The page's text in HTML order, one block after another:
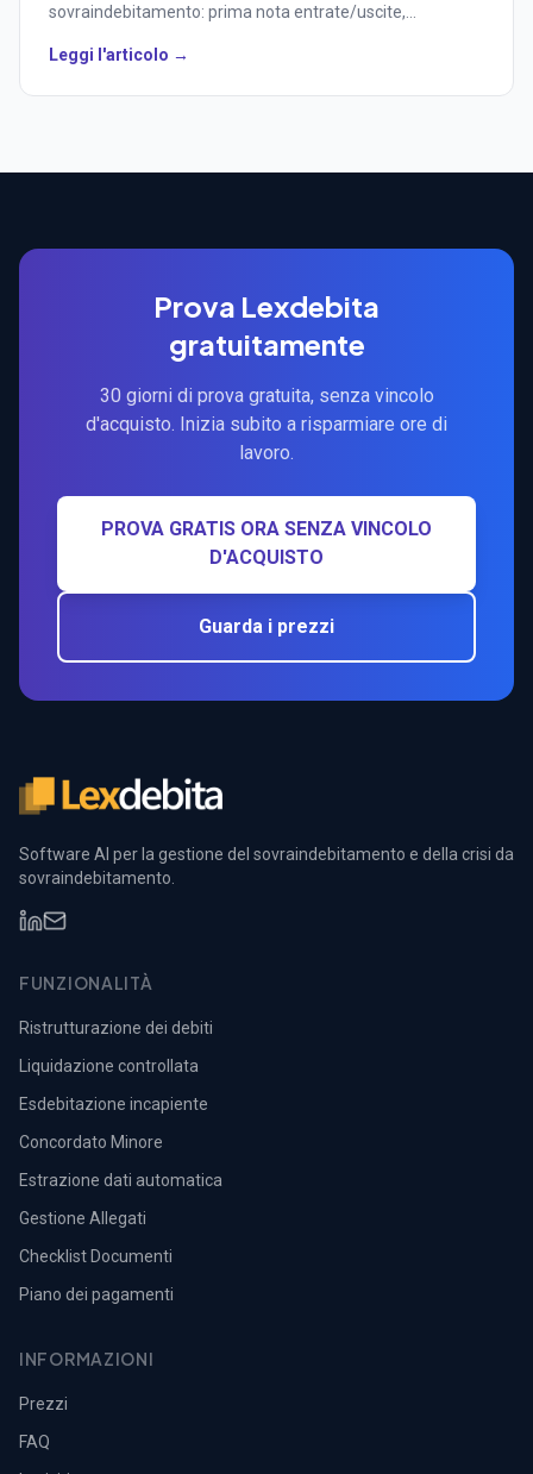
sovraindebitamento: prima nota entrate/uscite,
tracciamento dei pagamenti ai creditori, con il supporto di
Leggi l'articolo →
Prova Lexdebita
gratuitamente
30 giorni di prova gratuita, senza vincolo
d'acquisto. Inizia subito a risparmiare ore di
lavoro.
PROVA GRATIS ORA SENZA VINCOLO
D'ACQUISTO
Guarda i prezzi
Software AI per la gestione del sovraindebitamento e della crisi da
sovraindebitamento.
FUNZIONALITÀ
Ristrutturazione dei debiti
Liquidazione controllata
Esdebitazione incapiente
Concordato Minore
Estrazione dati automatica
Gestione Allegati
Checklist Documenti
Piano dei pagamenti
INFORMAZIONI
Prezzi
FAQ